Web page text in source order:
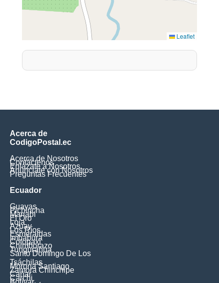
Leaflet
Acerca de
CodigoPostal.ec
Acerca de Nosotros
Contáctenos
Enlázate a Nosotros
Anúnciate con Nosotros
Preguntas Frecuentes
Ecuador
Guayas
Pichincha
Manabí
El Oro
Loja
Azuay
Los Ríos
Esmeraldas
Imbabura
Cotopaxi
Chimborazo
Tungurahua
Santo Domingo De Los
Tsáchilas
Morona Santiago
Zamora Chinchipe
Cañar
Carchi